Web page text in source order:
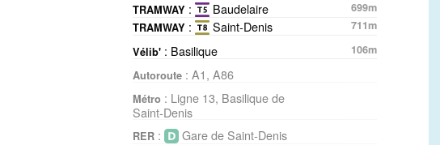
TRAMWAY : Baudelaire
699m
TRAMWAY : Saint-Denis
711m
Vélib' : Basilique
106m
Autoroute : A1, A86
Métro : Ligne 13, Basilique de
Saint-Denis
RER : Gare de Saint-Denis